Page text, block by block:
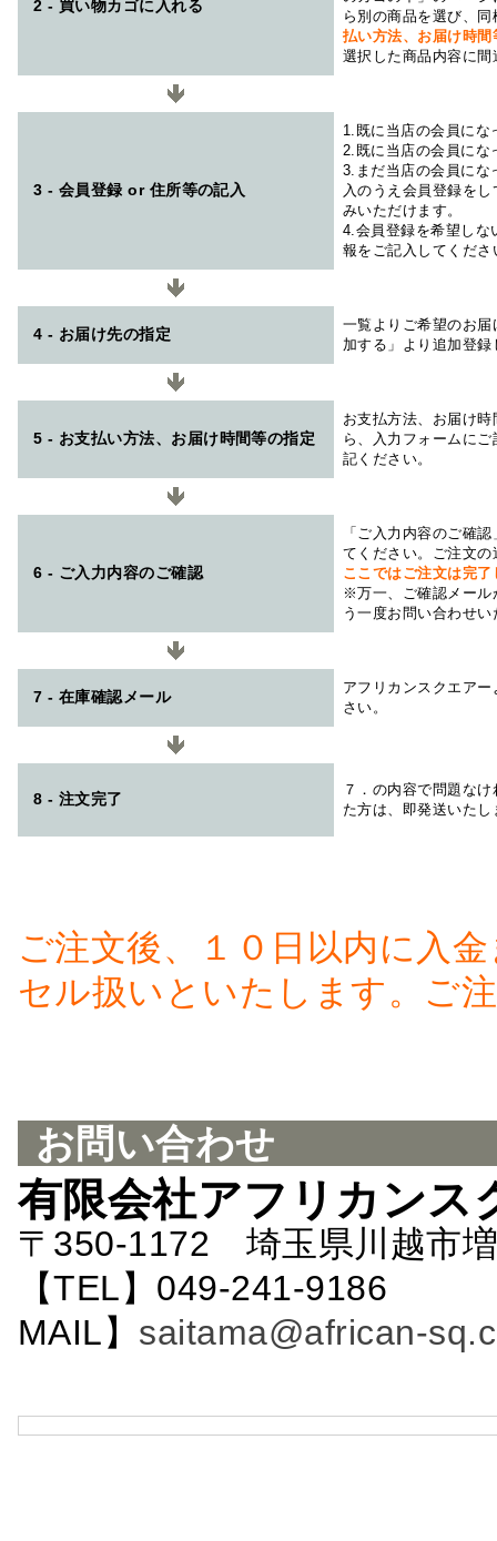
2 - 買い物カゴに入れる
ら別の商品を選び、
払い方法、お届け時
選択した商品内容に
3 - 会員登録 or 住所等の記入
1.既に当店の会員にな
2.既に当店の会員にな
3.まだ当店の会員にな
入のうえ会員登録を
みいただけます。
4.会員登録を希望しな
報をご記入してくださ
4 - お届け先の指定
一覧よりご希望のお
加する」より追加登
5 - お支払い方法、お届け時間等の指定
お支払方法、お届け
ら、入力フォームに
記ください。
6 - ご入力内容のご確認
「ご入力内容のご確
てください。ご注文
ここではご注文は完
※万一、ご確認メール
う一度お問い合わせ
7 - 在庫確認メール
アフリカンスクエアー
さい。
8 - 注文完了
７．の内容で問題な
た方は、即発送いたし
ご注文後、１０日以内に入
セル扱いといたします。ご
お問い合わせ
有限会社アフリカンス
〒350-1172 埼玉県川越市
【TEL】049-241-
MAIL】 saitama@african-